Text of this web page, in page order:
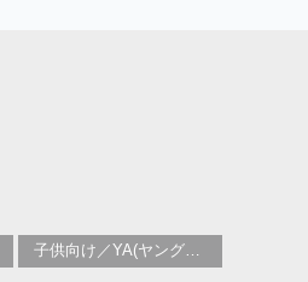
子供向け／YA(ヤングアダルト)向けのフィクション：一般、近現代小説